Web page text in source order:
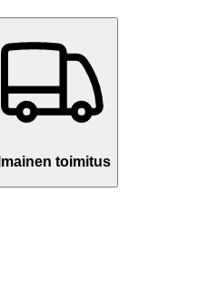
Ilmainen toimitus